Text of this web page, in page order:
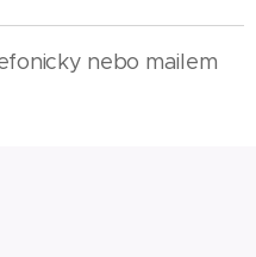
nebo mailem